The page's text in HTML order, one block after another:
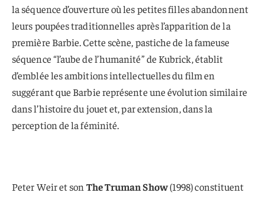
la séquence d’ouverture où les petites filles abandonnent
leurs poupées traditionnelles après l’apparition de la
première Barbie. Cette scène, pastiche de la fameuse
séquence “l’aube de l’humanité” de Kubrick, établit
d’emblée les ambitions intellectuelles du film en
suggérant que Barbie représente une évolution similaire
dans l’histoire du jouet et, par extension, dans la
perception de la féminité.
Peter Weir et son The Truman Show(1998) constituent